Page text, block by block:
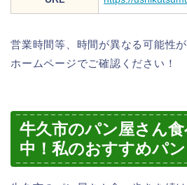
営業時間等、時間が異なる可能性
ホームページでご確認ください！
牛久市のパン屋さん
中！私のおすすめパ